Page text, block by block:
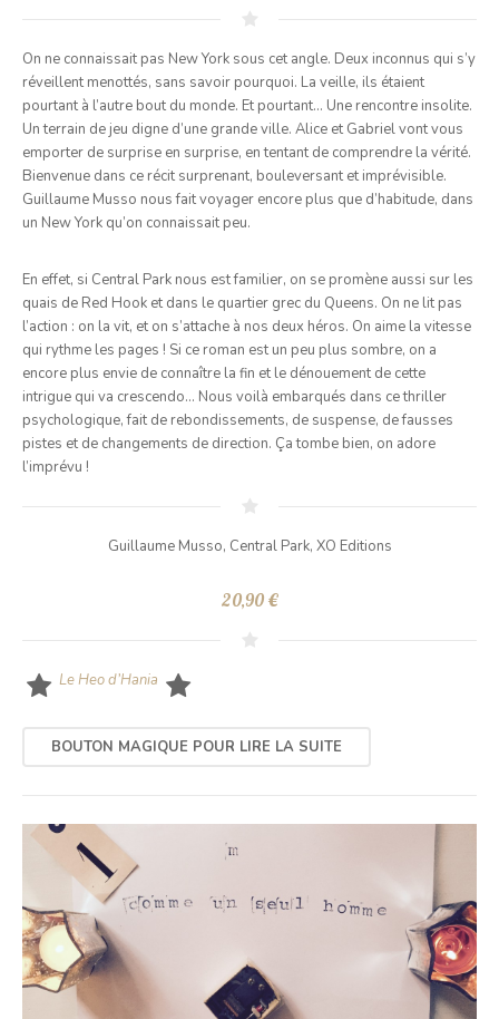
On ne connaissait pas New York sous cet angle. Deux inconnus qui s’y
réveillent menottés, sans savoir pourquoi. La veille, ils étaient
pourtant à l’autre bout du monde. Et pourtant… Une rencontre insolite.
Un terrain de jeu digne d’une grande ville. Alice et Gabriel vont vous
emporter de surprise en surprise, en tentant de comprendre la vérité.
Bienvenue dans ce récit surprenant, bouleversant et imprévisible.
Guillaume Musso nous fait voyager encore plus que d’habitude, dans
un New York qu’on connaissait peu.
En effet, si Central Park nous est familier, on se promène aussi sur les
quais de Red Hook et dans le quartier grec du Queens. On ne lit pas
l’action : on la vit, et on s’attache à nos deux héros. On aime la vitesse
qui rythme les pages ! Si ce roman est un peu plus sombre, on a
encore plus envie de connaître la fin et le dénouement de cette
intrigue qui va crescendo… Nous voilà embarqués dans ce thriller
psychologique, fait de rebondissements, de suspense, de fausses
pistes et de changements de direction. Ça tombe bien, on adore
l’imprévu !
Guillaume Musso, Central Park, XO Editions
20,90 €
Le Heo d’Hania
BOUTON MAGIQUE POUR LIRE LA SUITE